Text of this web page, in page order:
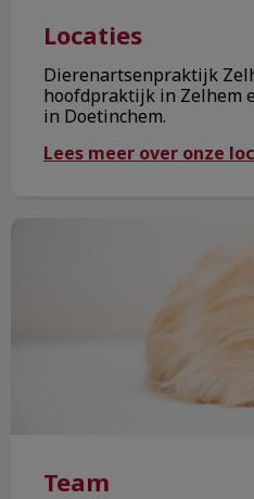
Locaties
Dierenartsenpraktijk
hoofdpraktijk in Zelhem
in Doetinchem.
Lees meer over onze
Team